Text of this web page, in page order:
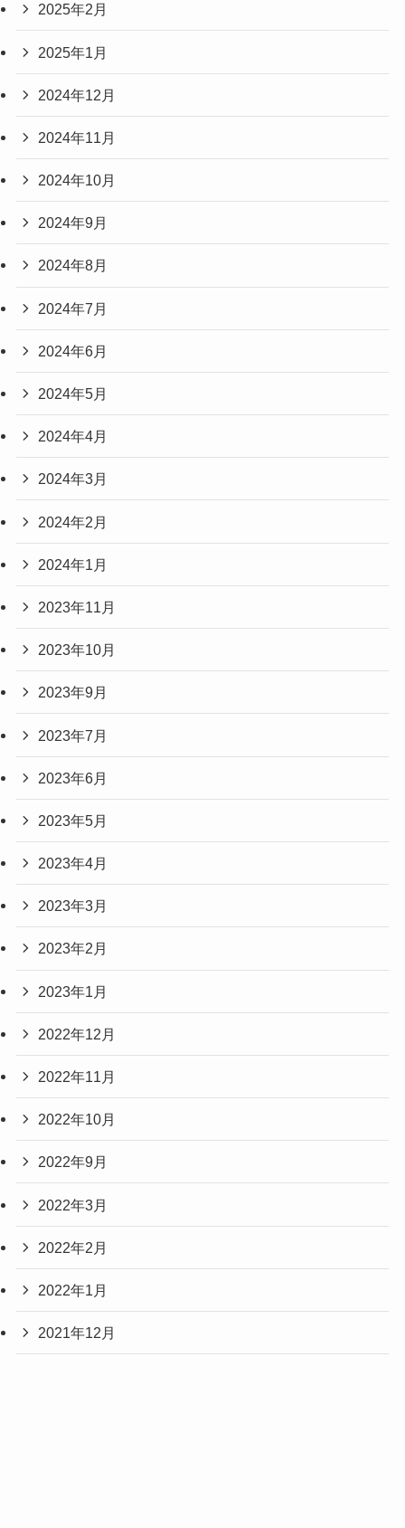
2025年2月
2025年1月
2024年12月
2024年11月
2024年10月
2024年9月
2024年8月
2024年7月
2024年6月
2024年5月
2024年4月
2024年3月
2024年2月
2024年1月
2023年11月
2023年10月
2023年9月
2023年7月
2023年6月
2023年5月
2023年4月
2023年3月
2023年2月
2023年1月
2022年12月
2022年11月
2022年10月
2022年9月
2022年3月
2022年2月
2022年1月
2021年12月